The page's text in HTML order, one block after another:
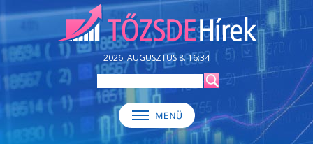
2026. AUGUSZTUS 8. 16:34